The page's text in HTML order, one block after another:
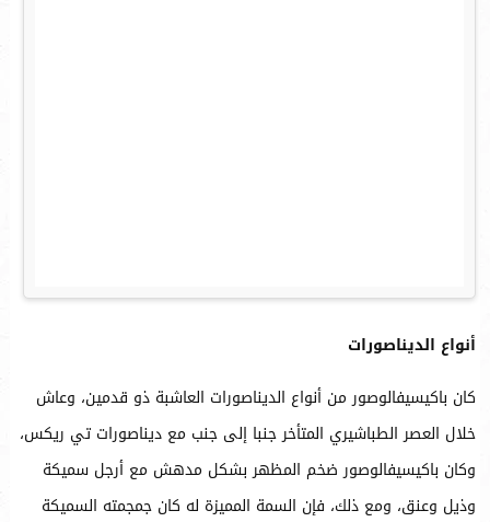
أنواع الديناصورات
كان باكيسيفالوصور من أنواع الديناصورات العاشبة ذو قدمين، وعاش
خلال العصر الطباشيري المتأخر جنبا إلى جنب مع ديناصورات تي ريكس،
وكان باكيسيفالوصور ضخم المظهر بشكل مدهش مع أرجل سميكة
وذيل وعنق، ومع ذلك، فإن السمة المميزة له كان جمجمته السميكة